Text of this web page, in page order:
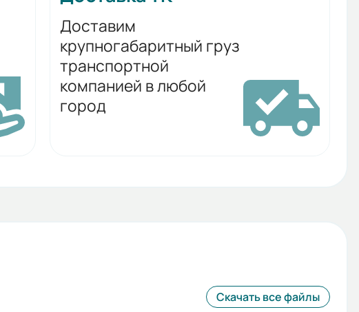
Доставим
крупногабаритный груз
транспортной
компанией в любой
город
Скачать все файлы